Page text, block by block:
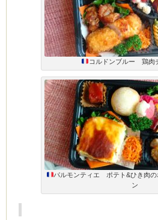
コルドンブルー 鶏肉
パルモンティエ ポテト&ひき肉の
ン